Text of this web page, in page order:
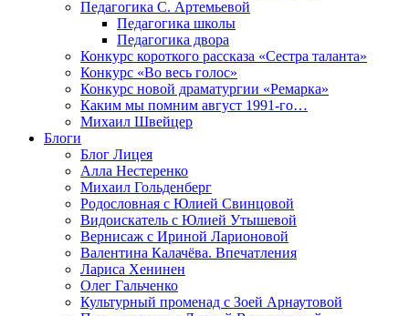
Педагогика С. Артемьевой
Педагогика школы
Педагогика двора
Конкурс короткого рассказа «Сестра таланта»
Конкурс «Во весь голос»
Конкурс новой драматургии «Ремарка»
Каким мы помним август 1991-го…
Михаил Швейцер
Блоги
Блог Лицея
Алла Нестеренко
Михаил Гольденберг
Родословная с Юлией Свинцовой
Видоискатель с Юлией Утышевой
Вернисаж с Ириной Ларионовой
Валентина Калачёва. Впечатления
Лариса Хенинен
Олег Гальченко
Культурный променад с Зоей Арнаутовой